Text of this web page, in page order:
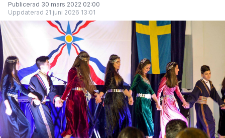
Publicerad 30 mars 2022 02:00
Uppdaterad 21 juni 2026 13:01